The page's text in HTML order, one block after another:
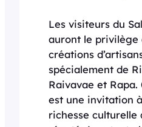
Les visiteurs du
auront le privilège
créations
spécialement de
Raivavae et Rapa.
est une invitation
richesse culturelle